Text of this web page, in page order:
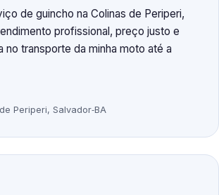
de guincho na Colinas de Periperi,
profissional, preço justo e
no transporte da minha moto até a
Periperi, Salvador‑BA